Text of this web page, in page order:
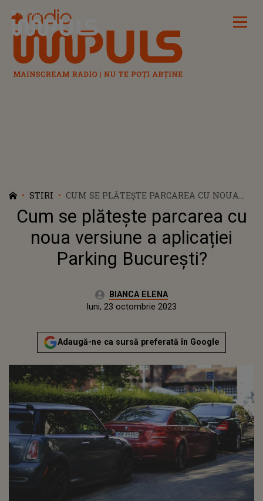
Radio Impuls
STIRI
CUM SE PLĂTEȘTE PARCAREA CU NOUA
VERSIUNE A APLICAȚIEI PARKING
BUCUREȘTI?
Cum se plătește parcarea cu
noua versiune a aplicației
Parking București?
Autor:BIANCA ELENA
luni, 23 octombrie 2023Actualizat:
luni, 23 octombrie 2023
Adaugă-ne ca sursă preferată în Google